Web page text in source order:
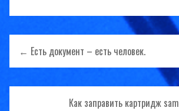
Навигация
по
записям
← Есть документ – есть человек.
Как заправить картридж